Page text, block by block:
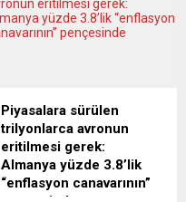
Piyasalara sürülen
trilyonlarca avronun
eritilmesi gerek:
Almanya yüzde 3.8’lik
“enflasyon canavarının”